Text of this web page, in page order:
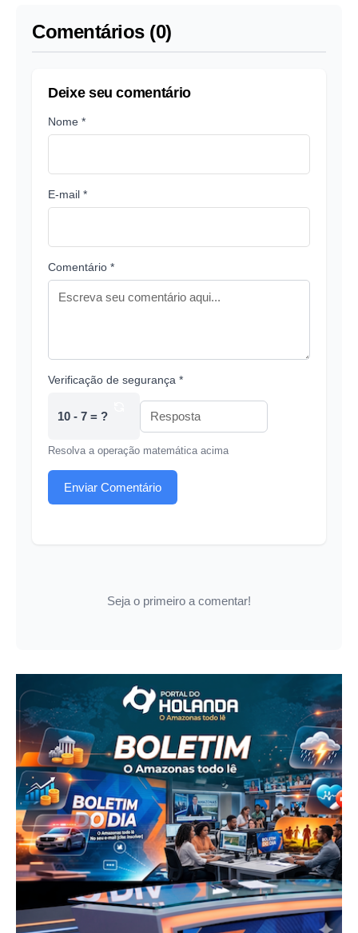
Comentários (0)
Deixe seu comentário
Nome *
E-mail *
Comentário *
Verificação de segurança *
10 - 7 = ?
Resolva a operação matemática acima
Enviar Comentário
Seja o primeiro a comentar!